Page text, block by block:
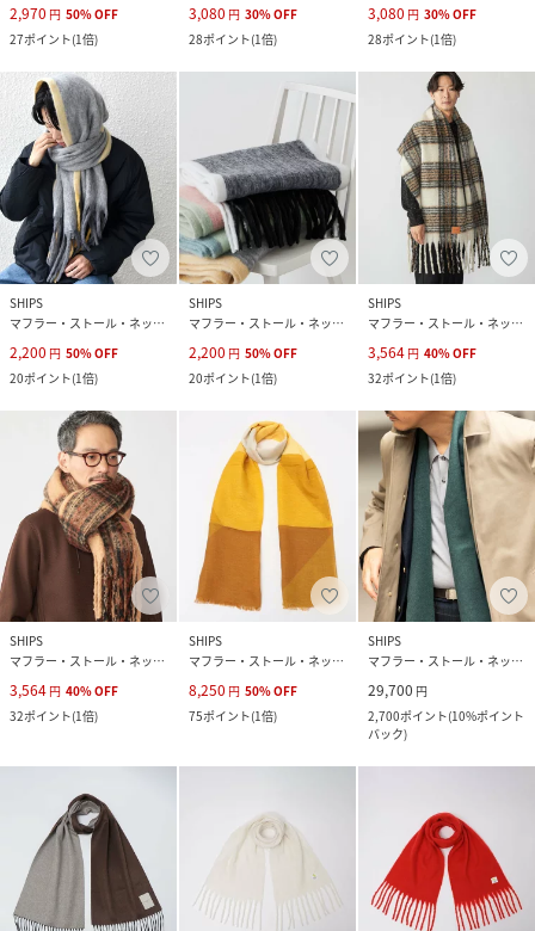
2,970 円 50%OFF
27ポイント(1倍)
3,080 円 30%OFF
28ポイント(1倍)
3,080 円 30%OFF
28ポイント(1倍)
SHIPS
マフラー・ストール・ネックウォーマー
2,200 円 50%OFF
20ポイント(1倍)
SHIPS
マフラー・ストール・ネックウォーマー
2,200 円 50%OFF
20ポイント(1倍)
SHIPS
マフラー・ストール・ネックウォーマー
3,564 円 40%OFF
32ポイント(1倍)
SHIPS
マフラー・ストール・ネックウォーマー
3,564 円 40%OFF
32ポイント(1倍)
SHIPS
マフラー・ストール・ネックウォーマー
8,250 円 50%OFF
75ポイント(1倍)
SHIPS
マフラー・ストール・ネックウォーマー
29,700 円
2,700ポイント(10%ポイント
バック)